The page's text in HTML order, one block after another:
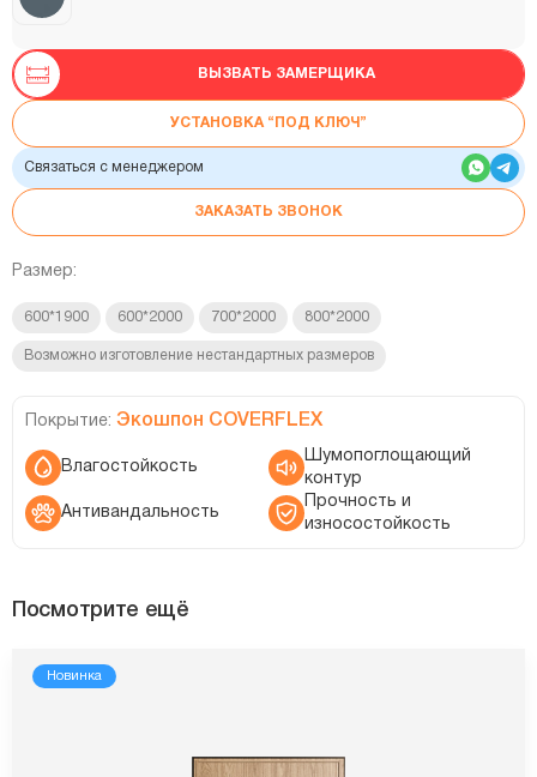
ВЫЗВАТЬ ЗАМЕРЩИКА
УСТАНОВКА “ПОД КЛЮЧ”
Связаться с менеджером
ЗАКАЗАТЬ ЗВОНОК
Размер:
600*1900 600*2000 700*2000 800*2000
Возможно изготовление нестандартных размеров
Покрытие: Экошпон COVERFLEX
Влагостойкость
Шумопоглощающий
контур
Антивандальность
Прочность и
износостойкость
Посмотрите ещё
Новинка